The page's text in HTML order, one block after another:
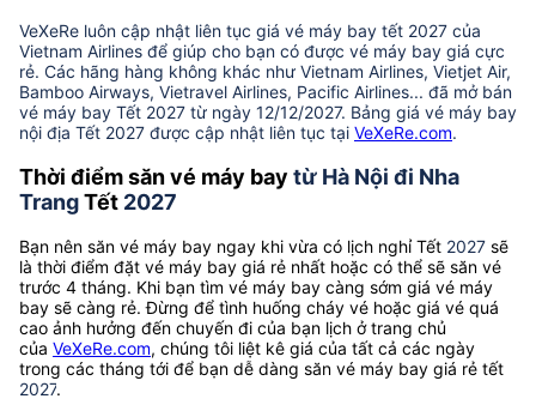
VeXeRe luôn cập nhật liên tục giá vé máy bay tết 2027 của
Vietnam Airlines để giúp cho bạn có được vé máy bay giá cực
rẻ. Các hãng hàng không khác như Vietnam Airlines, Vietjet Air,
Bamboo Airways, Vietravel Airlines, Pacific Airlines... đã mở bán
vé máy bay Tết 2027 từ ngày 12/12/2027. Bảng giá vé máy bay
nội địa Tết 2027 được cập nhật liên tục tại VeXeRe.com.
Thời điểm săn vé máy bay từ Hà Nội đi Nha
TrangTết 2027
Bạn nên săn vé máy bay ngay khi vừa có lịch nghỉ Tết 2027 sẽ
là thời điểm đặt vé máy bay giá rẻ nhất hoặc có thể sẽ săn vé
trước 4 tháng. Khi bạn tìm vé máy bay càng sớm giá vé máy
bay sẽ càng rẻ. Đừng để tình huống cháy vé hoặc giá vé quá
cao ảnh hưởng đến chuyến đi của bạn lịch ở trang chủ
của VeXeRe.com, chúng tôi liệt kê giá của tất cả các ngày
trong các tháng tới để bạn dễ dàng săn vé máy bay giá rẻ tết
2027.